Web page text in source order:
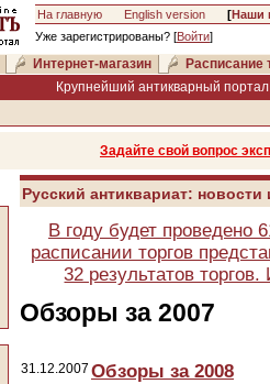
На главную English version [Наши
Уже зарегистрированы? [Войти]
Интернет-магазин
Расписание
Крупнейший антикварный
Задайте свой вопрос
Русский антиквариат:
В году будет проведено
расписании торгов
32 результатов
Обзоры за 2007
31.12.2007 Обзоры за 2008